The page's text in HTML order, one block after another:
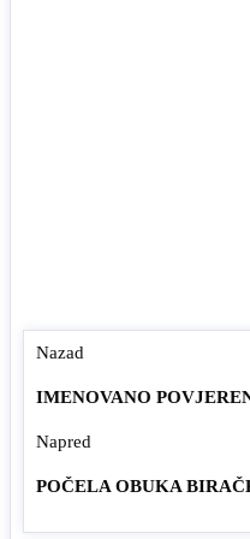
Nazad
IMENOVANO
Napred
POČELA OBUKA